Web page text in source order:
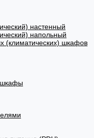
настенный
напольный
(климатических) шкафов
шкафы